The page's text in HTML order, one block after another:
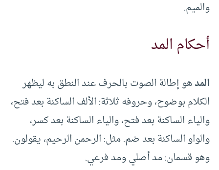
والميم.
أحكام المد
المدهو إطالة الصوت بالحرف عند النطق به ليظهر
الكلام بوضوح، وحروفه ثلاثة: الألف الساكنة بعد فتح،
والياء الساكنة بعد فتح، والياء الساكنة بعد كسر،
والواو الساكنة بعد ضم. مثل: الرحمن الرحيم، يقولون.
وهو قسمان: مد أصلي ومد فرعي.